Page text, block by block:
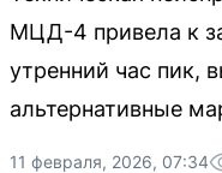
МЦД-4 привела к
утренний час пик,
альтернативные
11 февраля, 2026, 07:34